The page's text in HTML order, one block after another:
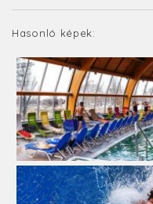
Hasonló képek: